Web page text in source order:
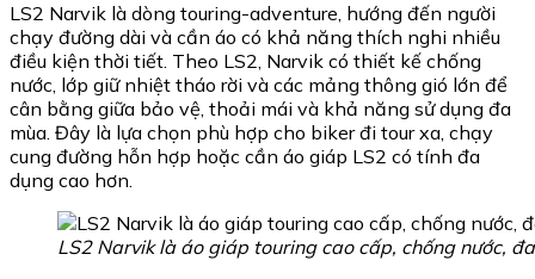
LS2 Narvik là dòng touring-adventure, hướng đến người
chạy đường dài và cần áo có khả năng thích nghi nhiều
điều kiện thời tiết. Theo LS2, Narvik có thiết kế chống
nước, lớp giữ nhiệt tháo rời và các mảng thông gió lớn để
cân bằng giữa bảo vệ, thoải mái và khả năng sử dụng đa
mùa. Đây là lựa chọn phù hợp cho biker đi tour xa, chạy
cung đường hỗn hợp hoặc cần áo giáp LS2 có tính đa
dụng cao hơn.
LS2 Narvik là áo giáp touring cao cấp, chống nước,